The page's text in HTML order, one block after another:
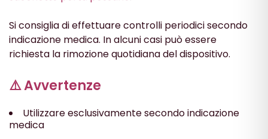
Si consiglia di effettuare controlli periodici secondo
indicazione medica. In alcuni casi può essere
richiesta la rimozione quotidiana del dispositivo.
⚠️ Avvertenze
Utilizzare esclusivamente secondo indicazione
medica